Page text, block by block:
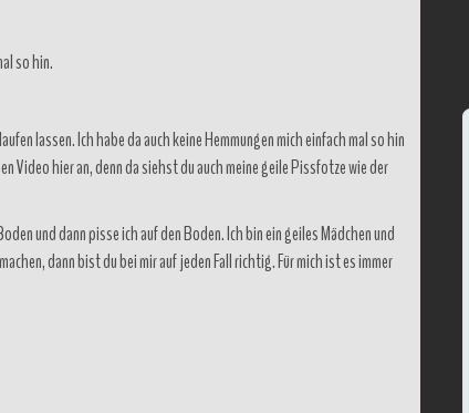
so hin.
lassen. Ich habe da auch keine Hemmungen mich einfach mal so hin
Video hier an, denn da siehst du auch meine geile Pissfotze wie der
und dann pisse ich auf den Boden. Ich bin ein geiles Mädchen und
dann bist du bei mir auf jeden Fall richtig. Für mich ist es immer